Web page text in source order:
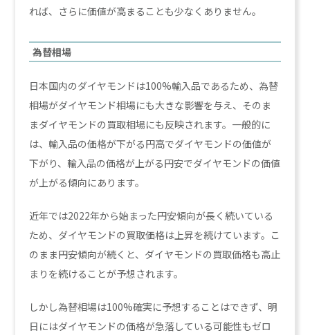
れば、さらに価値が高まることも少なくありません。
為替相場
日本国内のダイヤモンドは100%輸入品であるため、為替
相場がダイヤモンド相場にも大きな影響を与え、そのま
まダイヤモンドの買取相場にも反映されます。一般的に
は、輸入品の価格が下がる円高でダイヤモンドの価値が
下がり、輸入品の価格が上がる円安でダイヤモンドの価値
が上がる傾向にあります。
近年では2022年から始まった円安傾向が長く続いている
ため、ダイヤモンドの買取価格は上昇を続けています。こ
のまま円安傾向が続くと、ダイヤモンドの買取価格も高止
まりを続けることが予想されます。
しかし為替相場は100%確実に予想することはできず、明
日にはダイヤモンドの価格が急落している可能性もゼロ